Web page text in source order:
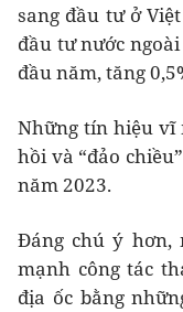
sang đầu tư ở
đầu tư nước
đầu năm, tăng
Những tín hiệu vĩ
hồi và “đảo
năm​ 2023.
Đáng chú ý hơn,
mạnh công tác
địa ốc bằng